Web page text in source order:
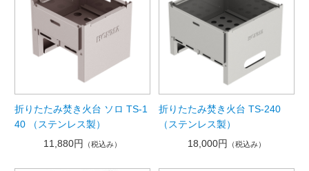
折りたたみ焚き火台 ソロ TS-1
40 （ステンレス製）
11,880円
（税込み）
折りたたみ焚き火台 TS-240
（ステンレス製）
18,000円
（税込み）